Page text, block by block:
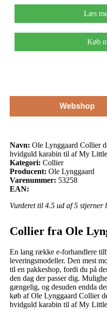
Læs
Køb
Webshop
Navn: Ole Lynggaard Collier
hvidguld karabin til af My
Kategori: Collier
Producent: Ole Lynggaard
Varenummer: 53258
EAN:
Vurderet til 4.5 ud af 5 stjerner
Collier fra Ole
En lang række e-forhandlere
leveringsmodeller. Den mest
til en pakkeshop, fordi du på
den dag der passer dig.
gængelig, og desuden endda
køb af Ole Lynggaard Collier
hvidguld karabin til af My